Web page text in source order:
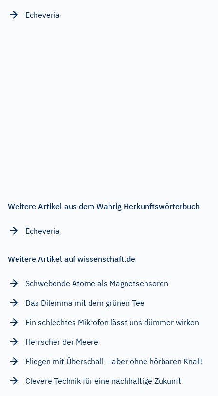
Echeveria
Weitere Artikel aus dem Wahrig Herkunftswörterbuch
Echeveria
Weitere Artikel auf wissenschaft.de
Schwebende Atome als Magnetsensoren
Das Dilemma mit dem grünen Tee
Ein schlechtes Mikrofon lässt uns dümmer wirken
Herrscher der Meere
Fliegen mit Überschall – aber ohne hörbaren Knall!
Clevere Technik für eine nachhaltige Zukunft